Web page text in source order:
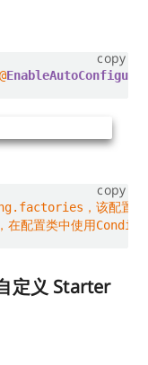
copy
copy
定义 Starter